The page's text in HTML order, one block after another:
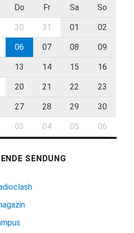
Do Fr Sa So
30 31 01 02
06 07 08 09
13 14 15 16
20 21 22 23
27 28 29 30
03 04 05 06
SENDUNG